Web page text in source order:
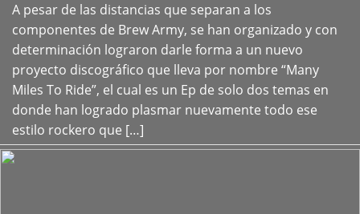
A pesar de las distancias que separan a los
componentes de Brew Army, se han organizado y con
determinación lograron darle forma a un nuevo
proyecto discográfico que lleva por nombre “Many
Miles To Ride”, el cual es un Ep de solo dos temas en
donde han logrado plasmar nuevamente todo ese
estilo rockero que […]
+